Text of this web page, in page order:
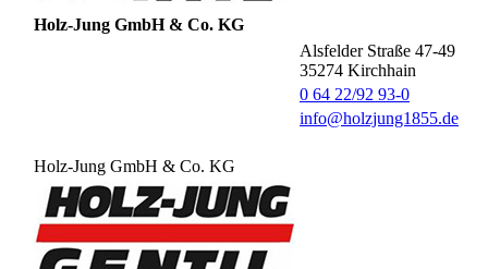
Holz-Jung GmbH & Co. KG
Alsfelder Straße 47-49
35274 Kirchhain
0 64 22/92 93-0
info@holzjung1855.de
Holz-Jung GmbH & Co. KG